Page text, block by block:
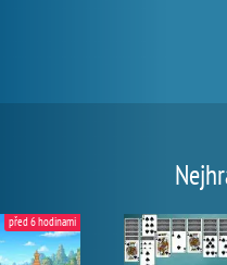
před 6 hodinami